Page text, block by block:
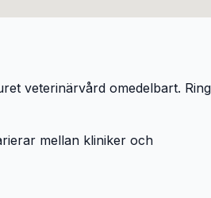
veterinärvård omedelbart. Ring
mellan kliniker och